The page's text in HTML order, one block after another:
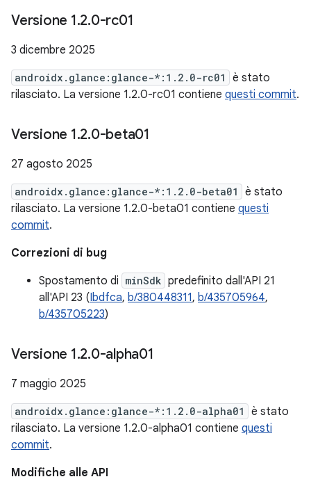
Versione 1.2.0-rc01
3 dicembre 2025
androidx.glance:glance-*:1.2.0-rc01
è stato
rilasciato. La versione 1.2.0-rc01 contiene questi commit.
Versione 1.2.0-beta01
27 agosto 2025
androidx.glance:glance-*:1.2.0-beta01
è stato
rilasciato. La versione 1.2.0-beta01 contiene questi
commit.
Correzioni di bug
Spostamento di minSdk predefinito dall'API 21
all'API 23 (Ibdfca, b/380448311, b/435705964,
b/435705223)
Versione 1.2.0-alpha01
7 maggio 2025
androidx.glance:glance-*:1.2.0-alpha01
è stato
rilasciato. La versione 1.2.0-alpha01 contiene questi
commit.
Modifiche alle API